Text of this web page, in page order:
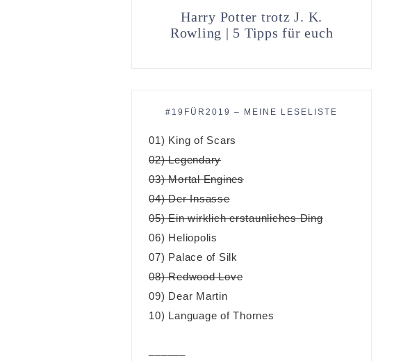
Harry Potter trotz J. K.
Rowling | 5 Tipps für euch
#19FÜR2019 – MEINE LESELISTE
01) King of Scars
02) Legendary
03) Mortal Engines
04) Der Insasse
05) Ein wirklich erstaunliches Ding
06) Heliopolis
07) Palace of Silk
08) Redwood Love
09) Dear Martin
10) Language of Thornes